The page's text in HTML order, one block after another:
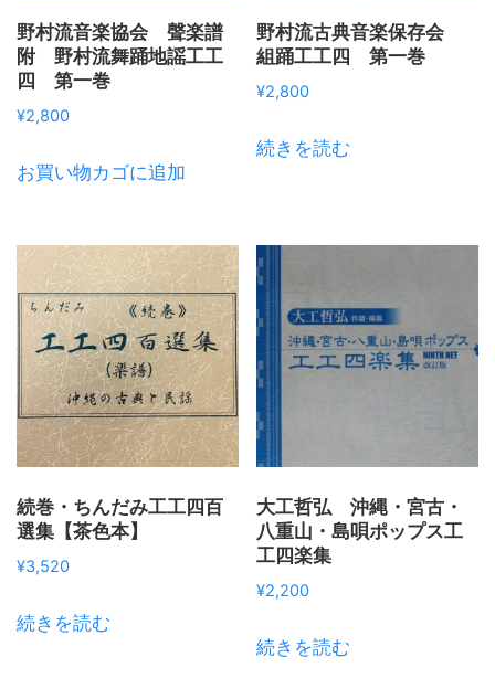
野村流音楽協会 聲楽譜
附 野村流舞踊地謡工工
四 第一巻
¥2,800
お買い物カゴに追加
野村流古典音楽保存会
組踊工工四 第一巻
¥2,800
続きを読む
続巻・ちんだみ工工四百
選集【茶色本】
¥3,520
続きを読む
大工哲弘 沖縄・宮古・
八重山・島唄ポップス工
工四楽集
¥2,200
続きを読む